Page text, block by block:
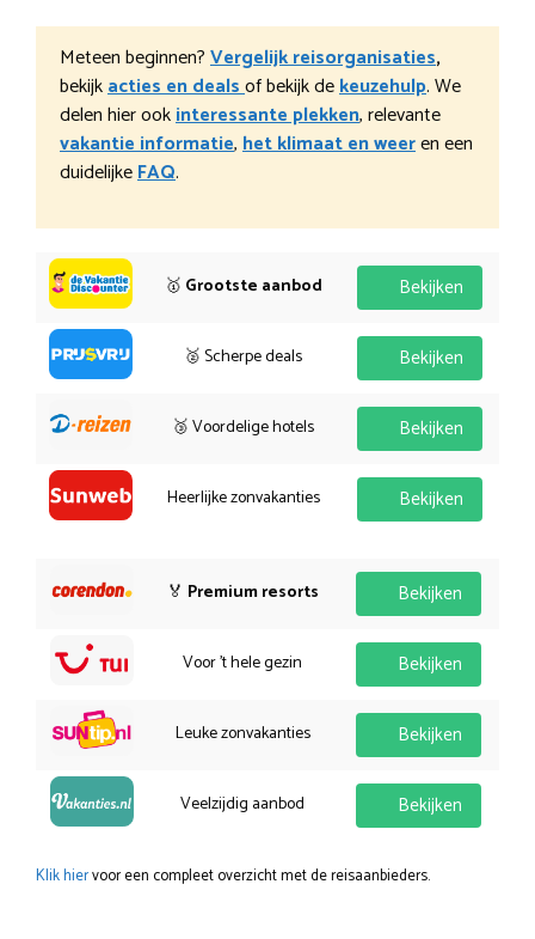
Meteen beginnen?Vergelijk reisorganisaties,
bekijkacties en dealsof bekijk dekeuzehulp. We
delen hier ookinteressante plekken, relevante
vakantie informatie,het klimaat en weeren een
duidelijkeFAQ.
🥇 Grootste aanbod Bekijken
🥈 Scherpe deals Bekijken
🥉 Voordelige hotels Bekijken
Heerlijke zonvakanties Bekijken
🏅 Premium resorts Bekijken
Voor 't hele gezin Bekijken
Leuke zonvakanties Bekijken
Veelzijdig aanbod Bekijken
Klik hiervoor een compleet overzicht met de reisaanbieders.